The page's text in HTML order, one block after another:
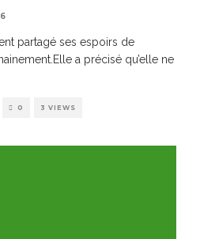
partagé ses espoirs de
a précisé qu’elle ne
0 3 VIEWS